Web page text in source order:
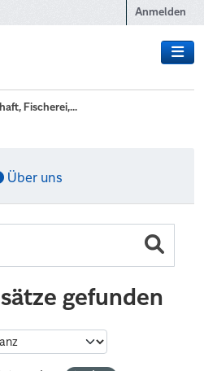
Anmelden
Fischerei,...
Über uns
gefunden